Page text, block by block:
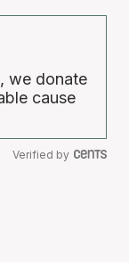
we donate
cause
Verified by